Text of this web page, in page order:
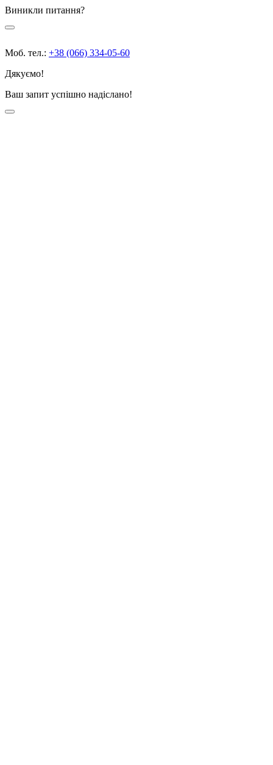
Виникли питання?
Моб. тел.: +38 (066) 334-05-60
Дякуємо!
Ваш запит успішно надіслано!